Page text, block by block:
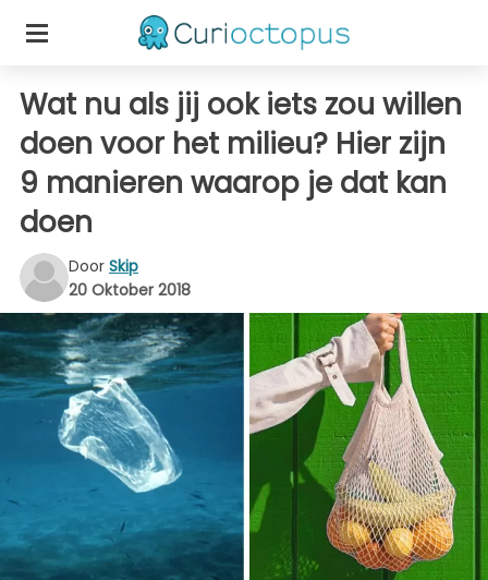
Wat nu als jij ook iets zou willen
doen voor het milieu? Hier zijn
9 manieren waarop je dat kan
doen
Door Skip
20 Oktober 2018